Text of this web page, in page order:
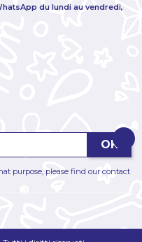
du lundi au vendredi,
purpose, please find our contact